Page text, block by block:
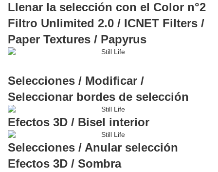
Llenar la selección con el Color n°2
Filtro Unlimited 2.0 / ICNET Filters /
Paper Textures / Papyrus
Selecciones / Modificar /
Seleccionar bordes de selección
Efectos 3D / Bisel interior
Selecciones / Anular selección
Efectos 3D / Sombra